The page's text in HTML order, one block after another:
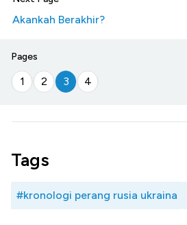
Akankah Berakhir?
Pages
1 2 3 4
Tags
#kronologi perang rusia ukraina